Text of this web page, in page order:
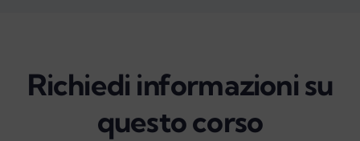
Richiedi informazioni su
questo corso